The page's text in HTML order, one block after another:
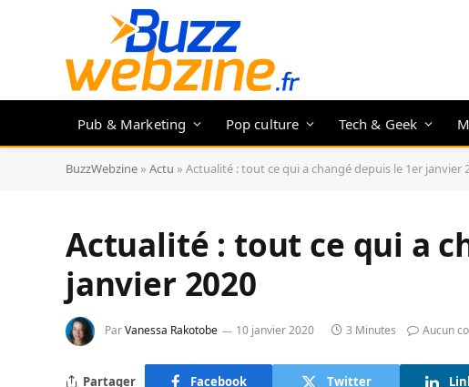
Pub & Marketing Pop culture Tech & Geek
BuzzWebzine » Actu » Actualité : tout ce qui a changé depuis le 1er janvier
Actualité : tout ce qui a
janvier 2020
ParVanessa Rakotobe 10 janvier 2020 3 Minutes Aucun
Partager Facebook Twitter